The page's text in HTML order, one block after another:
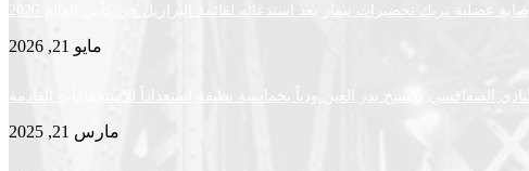
إصابة عضلية تربك تحضيرات نيمار بعد استدعائه لقائمة البرازيل في كأس العالم 2026
مايو 21, 2026
النادي الصفاقسي يكتسح بدر العين ودياً بخماسية نظيفة استعداداً للاستحقاقات القادمة
مارس 21, 2025